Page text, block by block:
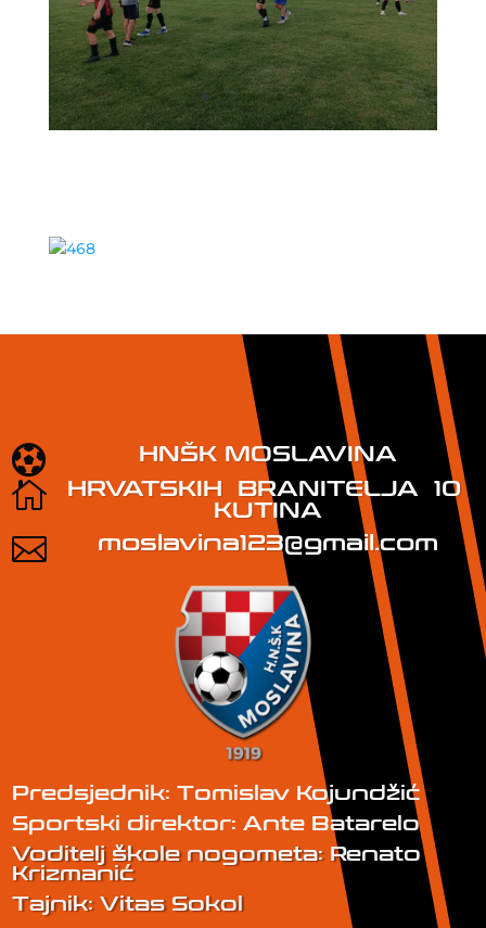
 HNŠK MOSLAVINA

HRVATSKIH BRANITELJA 10
KUTINA
 moslavina123@gmail.com
Predsjednik: Tomislav Kojundžić
Sportski direktor: Ante Batarelo
Voditelj škole nogometa: Renato
Krizmanić
Tajnik: Vitas Sokol